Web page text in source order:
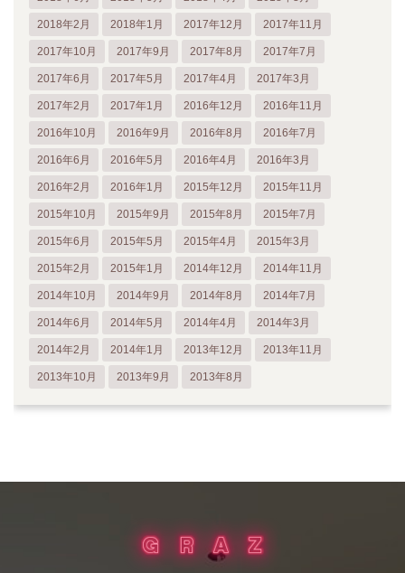
2018年2月 2018年1月 2017年12月 2017年11月
2017年10月 2017年9月 2017年8月 2017年7月
2017年6月 2017年5月 2017年4月 2017年3月
2017年2月 2017年1月 2016年12月 2016年11月
2016年10月 2016年9月 2016年8月 2016年7月
2016年6月 2016年5月 2016年4月 2016年3月
2016年2月 2016年1月 2015年12月 2015年11月
2015年10月 2015年9月 2015年8月 2015年7月
2015年6月 2015年5月 2015年4月 2015年3月
2015年2月 2015年1月 2014年12月 2014年11月
2014年10月 2014年9月 2014年8月 2014年7月
2014年6月 2014年5月 2014年4月 2014年3月
2014年2月 2014年1月 2013年12月 2013年11月
2013年10月 2013年9月 2013年8月